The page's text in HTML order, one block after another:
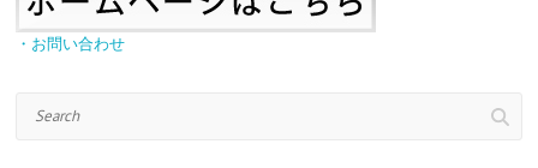
・お問い合わせ